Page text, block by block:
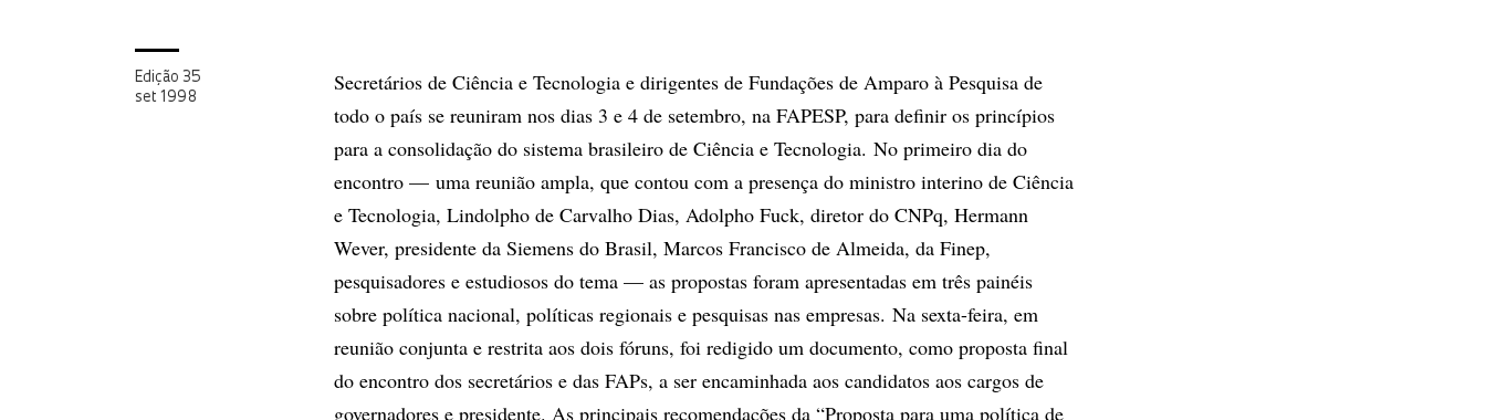
Edição 35
set 1998
Secretários de Ciência e Tecnologia e dirigentes de Fundações de Amparo à Pesquisa de
todo o país se reuniram nos dias 3 e 4 de setembro, na FAPESP, para definir os princípios
para a consolidação do sistema brasileiro de Ciência e Tecnologia. No primeiro dia do
encontro — uma reunião ampla, que contou com a presença do ministro interino de Ciência
e Tecnologia, Lindolpho de Carvalho Dias, Adolpho Fuck, diretor do CNPq, Hermann
Wever, presidente da Siemens do Brasil, Marcos Francisco de Almeida, da Finep,
pesquisadores e estudiosos do tema — as propostas foram apresentadas em três painéis
sobre política nacional, políticas regionais e pesquisas nas empresas. Na sexta-feira, em
reunião conjunta e restrita aos dois fóruns, foi redigido um documento, como proposta final
do encontro dos secretários e das FAPs, a ser encaminhada aos candidatos aos cargos de
governadores e presidente. As principais recomendações da “Proposta para uma política de